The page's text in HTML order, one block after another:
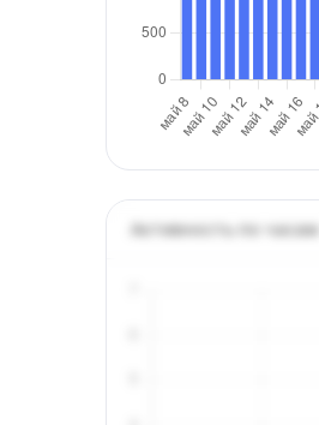
Активность по часам